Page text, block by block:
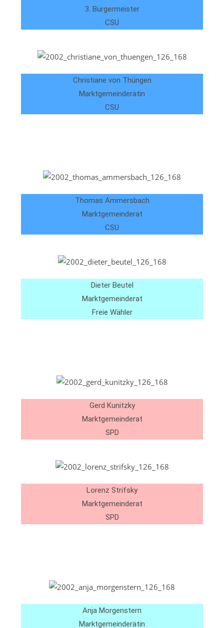
3. Bürgermeister
CSU
Christiane von Thüngen
Marktgemeinderätin
CSU
Thomas Ammersbach
Marktgemeinderat
CSU
Dieter Beutel
Marktgemeinderat
Freie Wähler
Gerd Kunitzky
Marktgemeinderat
SPD
Lorenz Strifsky
Marktgemeinderat
SPD
Anja Morgenstern
Marktgemeinderätin